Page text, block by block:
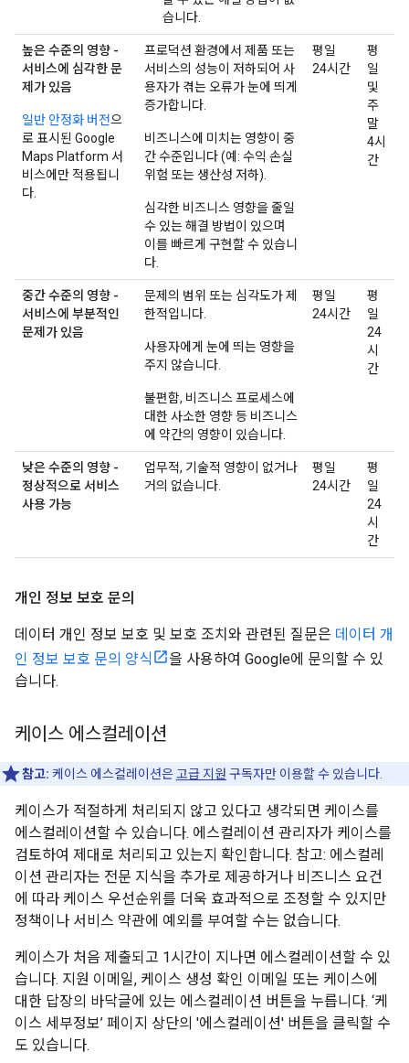
습니다.
높은 수준의 영향 -
서비스에 심각한 문
제가 있음
일반 안정화 버전으
로 표시된 Google
Maps Platform 서
비스에만 적용됩니
다.
프로덕션 환경에서 제품 또는
서비스의 성능이 저하되어 사
용자가 겪는 오류가 눈에 띄게
증가합니다.
비즈니스에 미치는 영향이 중
간 수준입니다 (예: 수익 손실
위험 또는 생산성 저하).
심각한 비즈니스 영향을 줄일
수 있는 해결 방법이 있으며
이를 빠르게 구현할 수 있습니
다.
평일
24시간
평
일
및
주
말
4시
간
중간 수준의 영향 -
서비스에 부분적인
문제가 있음
문제의 범위 또는 심각도가 제
한적입니다.
사용자에게 눈에 띄는 영향을
주지 않습니다.
불편함, 비즈니스 프로세스에
대한 사소한 영향 등 비즈니스
에 약간의 영향이 있습니다.
평일
24시간
평
일
24
시
간
낮은 수준의 영향 -
정상적으로 서비스
사용 가능
업무적, 기술적 영향이 없거나
거의 없습니다.
평일
24시간
평
일
24
시
간
개인 정보 보호 문의
데이터 개인 정보 보호 및 보호 조치와 관련된 질문은 데이터 개
인 정보 보호 문의 양식
을 사용하여 Google에 문의할 수 있
습니다.
케이스 에스컬레이션
참고: 케이스 에스컬레이션은고급 지원 구독자만 이용할 수 있습니다.
케이스가 적절하게 처리되지 않고 있다고 생각되면 케이스를
에스컬레이션할 수 있습니다. 에스컬레이션 관리자가 케이스를
검토하여 제대로 처리되고 있는지 확인합니다. 참고: 에스컬레
이션 관리자는 전문 지식을 추가로 제공하거나 비즈니스 요건
에 따라 케이스 우선순위를 더욱 효과적으로 조정할 수 있지만
정책이나 서비스 약관에 예외를 부여할 수는 없습니다.
케이스가 처음 제출되고 1시간이 지나면 에스컬레이션할 수 있
습니다. 지원 이메일, 케이스 생성 확인 이메일 또는 케이스에
대한 답장의 바닥글에 있는 에스컬레이션 버튼을 누릅니다. ‘케
이스 세부정보’ 페이지 상단의 '에스컬레이션' 버튼을 클릭할 수
도 있습니다.